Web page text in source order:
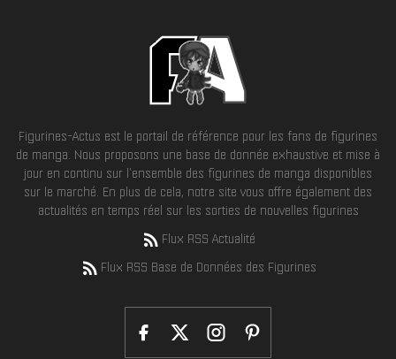
Figurines-Actus est le portail de référence pour les fans de figurines
de manga. Nous proposons une base de donnée exhaustive et mise à
jour en continu sur l'ensemble des figurines de manga disponibles
sur le marché. En plus de cela, notre site vous offre également des
actualités en temps réel sur les sorties de nouvelles figurines
Flux RSS Actualité
Flux RSS Base de Données des Figurines